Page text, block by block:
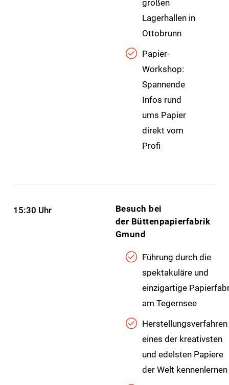
großen
Lagerhallen in
Ottobrunn
Papier-
Workshop:
Spannende
Infos rund
ums Papier
direkt vom
Profi
15:30 Uhr
Besuch bei
der Büttenpapierfabrik
Gmund
Führung durch die
spektakuläre und
einzigartige
am Tegernsee
Herstellungsverfahren
eines der kreativsten
und edelsten Papiere
der Welt kennenlernen